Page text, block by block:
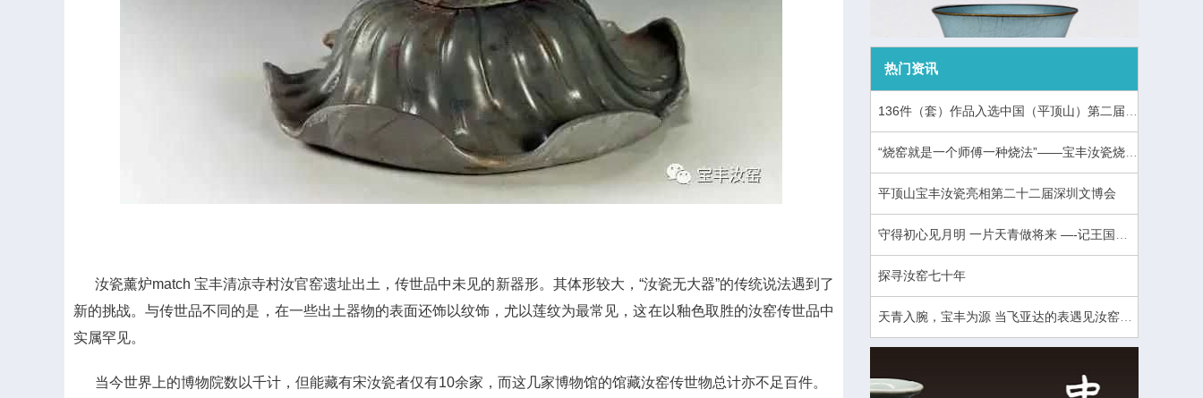
汝瓷薰炉match 宝丰清凉寺村汝官窑遗址出土，传世品中未见的新器形。其体形较大，“汝瓷无大器”的传统说法遇到了
新的挑战。与传世品不同的是，在一些出土器物的表面还饰以纹饰，尤以莲纹为最常见，这在以釉色取胜的汝窑传世品中
实属罕见。
当今世界上的博物院数以千计，但能藏有宋汝瓷者仅有10余家，而这几家博物馆的馆藏汝窑传世物总计亦不足百件。
热门资讯
平顶山宝丰汝瓷亮相第二十二届深圳文博会
探寻汝窑七十年